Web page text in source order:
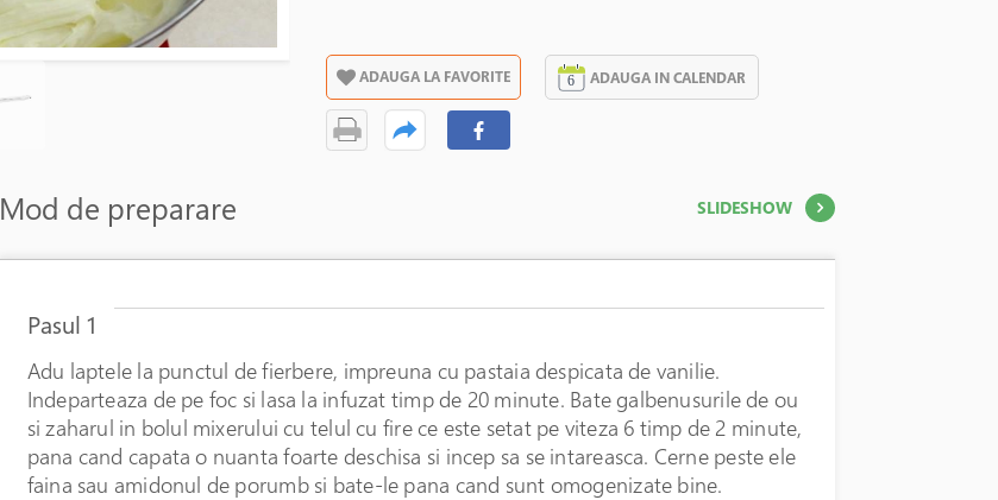
ADAUGA LA FAVORITE ADAUGA IN CALENDAR
Mod de preparare SLIDESHOW
Pasul 1
Adu laptele la punctul de fierbere, impreuna cu pastaia despicata de vanilie.
Indeparteaza de pe foc si lasa la infuzat timp de 20 minute. Bate galbenusurile de ou
si zaharul in bolul mixerului cu telul cu fire ce este setat pe viteza 6 timp de 2 minute,
pana cand capata o nuanta foarte deschisa si incep sa se intareasca. Cerne peste ele
faina sau amidonul de porumb si bate-le pana cand sunt omogenizate bine.